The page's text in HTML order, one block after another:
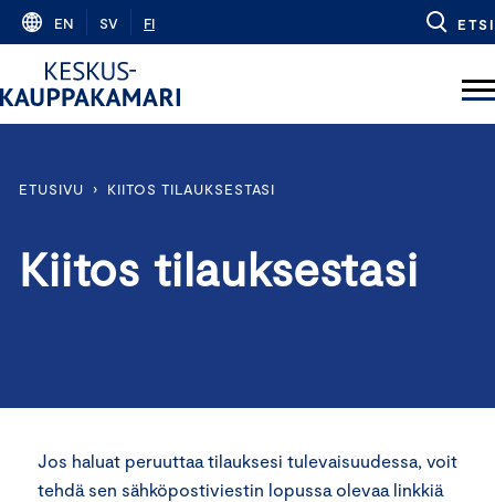
Skip
content
EN SV FI ETSI
ETUSIVU › KIITOS TILAUKSESTASI
Kiitos tilauksestasi
Jos haluat peruuttaa tilauksesi tulevaisuudessa, voit
tehdä sen sähköpostiviestin lopussa olevaa linkkiä